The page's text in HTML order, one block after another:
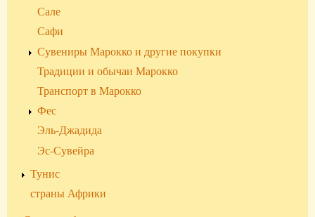
Сале
Сафи
Сувениры Марокко и другие покупки
Традиции и обычаи Марокко
Транспорт в Марокко
Фес
Эль-Джадида
Эс-Сувейра
Тунис
страны Африки